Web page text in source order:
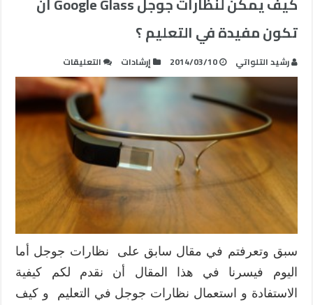
تكون مفيدة في التعليم ؟
رشيد التلواتي 2014/03/10 إرشادات التعليقات
كيف
يمكن
لنظارات
جوجل
تكون
مفيدة
في
التعليم
؟
مغلقة
سبق وتعرفتم في مقال سابق على نظارات جوجل أما
اليوم فيسرنا في هذا المقال أن نقدم لكم كيفية
الاستفادة و استعمال نظارات جوجل في التعليم و كيف